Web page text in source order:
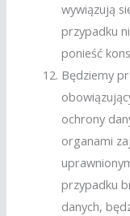
wywiązują
przypadku
ponieść
Będziemy
ochrony
organami
przypadku
danych,